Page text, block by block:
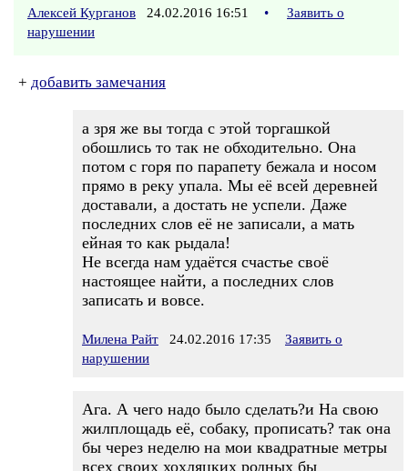
Алексей Курганов 24.02.2016 16:51 •
Заявить о
нарушении
+ добавить замечания
а зря же вы тогда с этой торгашкой
обошлись то так не обходительно. Она
потом с горя по парапету бежала и носом
прямо в реку упала. Мы её всей деревней
доставали, а достать не успели. Даже
последних слов её не записали, а мать
ейная то как рыдала!
Не всегда нам удаётся счастье своё
настоящее найти, а последних слов
записать и вовсе.
Милена Райт 24.02.2016 17:35
Заявить о
нарушении
Ага. А чего надо было сделать?и На свою
жилплощадь её, собаку, прописать? так она
бы через неделю на мои квадратные метры
всех своих хохляцких родных бы